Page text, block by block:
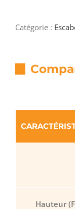
Catégorie :
Hauteur